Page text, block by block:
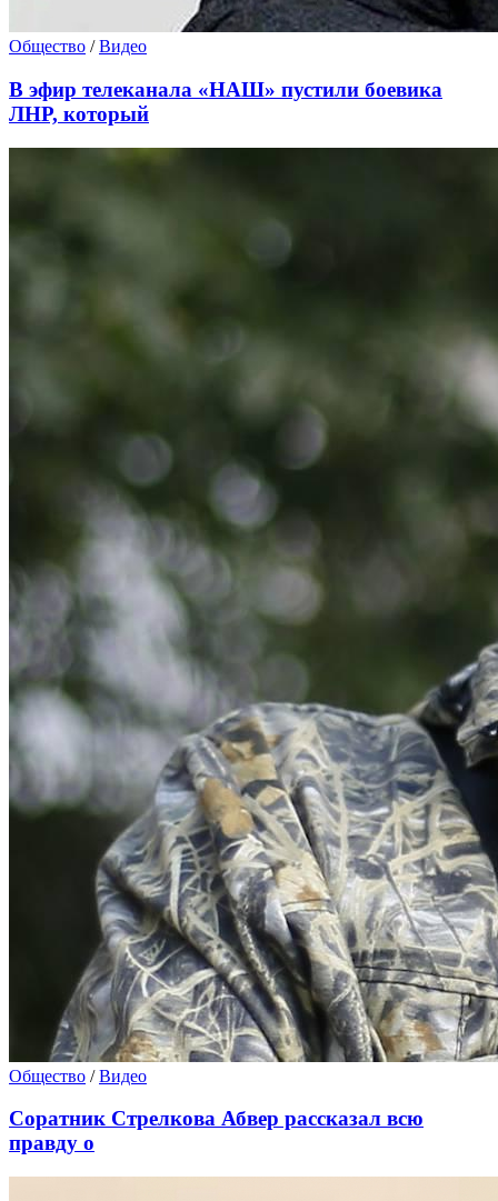
Общество /Видео
В эфир телеканала «НАШ» пустили боевика
ЛНР, который
Общество /Видео
Соратник Стрелкова Абвер рассказал всю
правду о